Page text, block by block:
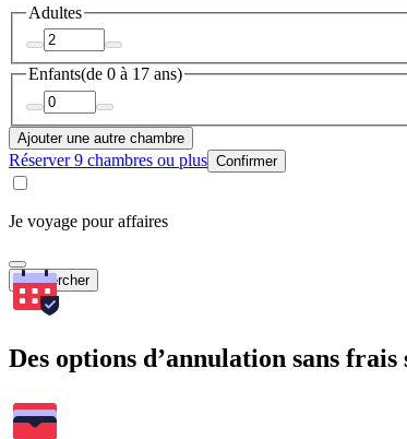
Adultes
Enfants(de 0 à 17 ans)
Ajouter une autre chambre
Réserver 9 chambres ou plus Confirmer
Je voyage pour affaires
Rechercher
Des options d’annulation sans frais